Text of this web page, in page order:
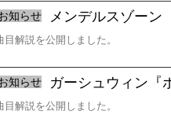
メンデルスゾーン
知らせ
目解説を公開しました。
ガーシュウィン『
知らせ
目解説を公開しました。